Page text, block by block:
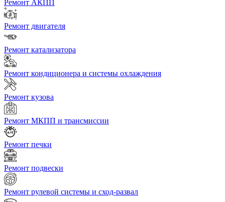
Ремонт АКПП
Ремонт двигателя
Ремонт катализатора
Ремонт кондиционера и системы охлаждения
Ремонт кузова
Ремонт МКПП и трансмиссии
Ремонт печки
Ремонт подвески
Ремонт рулевой системы и сход-развал